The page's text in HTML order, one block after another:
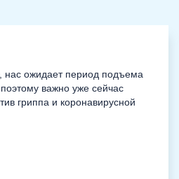
нас ожидает период подъема
важно уже сейчас
гриппа и коронавирусной